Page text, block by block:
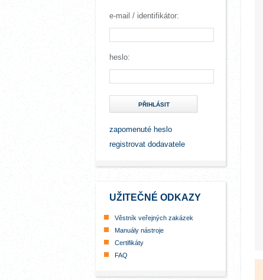
e-mail / identifikátor:
heslo:
PŘIHLÁSIT
zapomenuté heslo
registrovat dodavatele
UŽITEČNÉ ODKAZY
Věstník veřejných zakázek
Manuály nástroje
Certifikáty
FAQ